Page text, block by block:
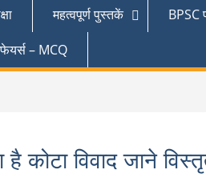
महत्वपूर्ण पुस्तकें BPSC
– MCQ
कोटा विवाद जाने